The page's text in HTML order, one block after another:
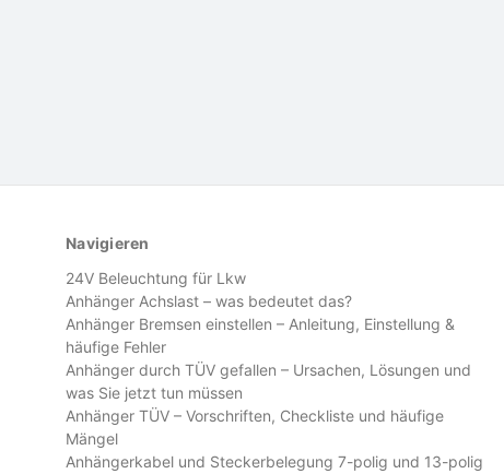
Navigieren
24V Beleuchtung für Lkw
Anhänger Achslast – was bedeutet das?
Anhänger Bremsen einstellen – Anleitung, Einstellung &
häufige Fehler
Anhänger durch TÜV gefallen – Ursachen, Lösungen und
was Sie jetzt tun müssen
Anhänger TÜV – Vorschriften, Checkliste und häufige
Mängel
Anhängerkabel und Steckerbelegung 7-polig und 13-polig